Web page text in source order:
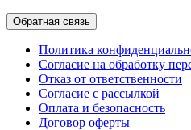
Обратная связь
Политика
Согласие на обработку
Отказ от ответственности
Согласие с рассылкой
Оплата и безопасность
Договор оферты